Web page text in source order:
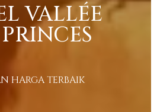
VALLÉE
PRINCES
HARGA TERBAIK